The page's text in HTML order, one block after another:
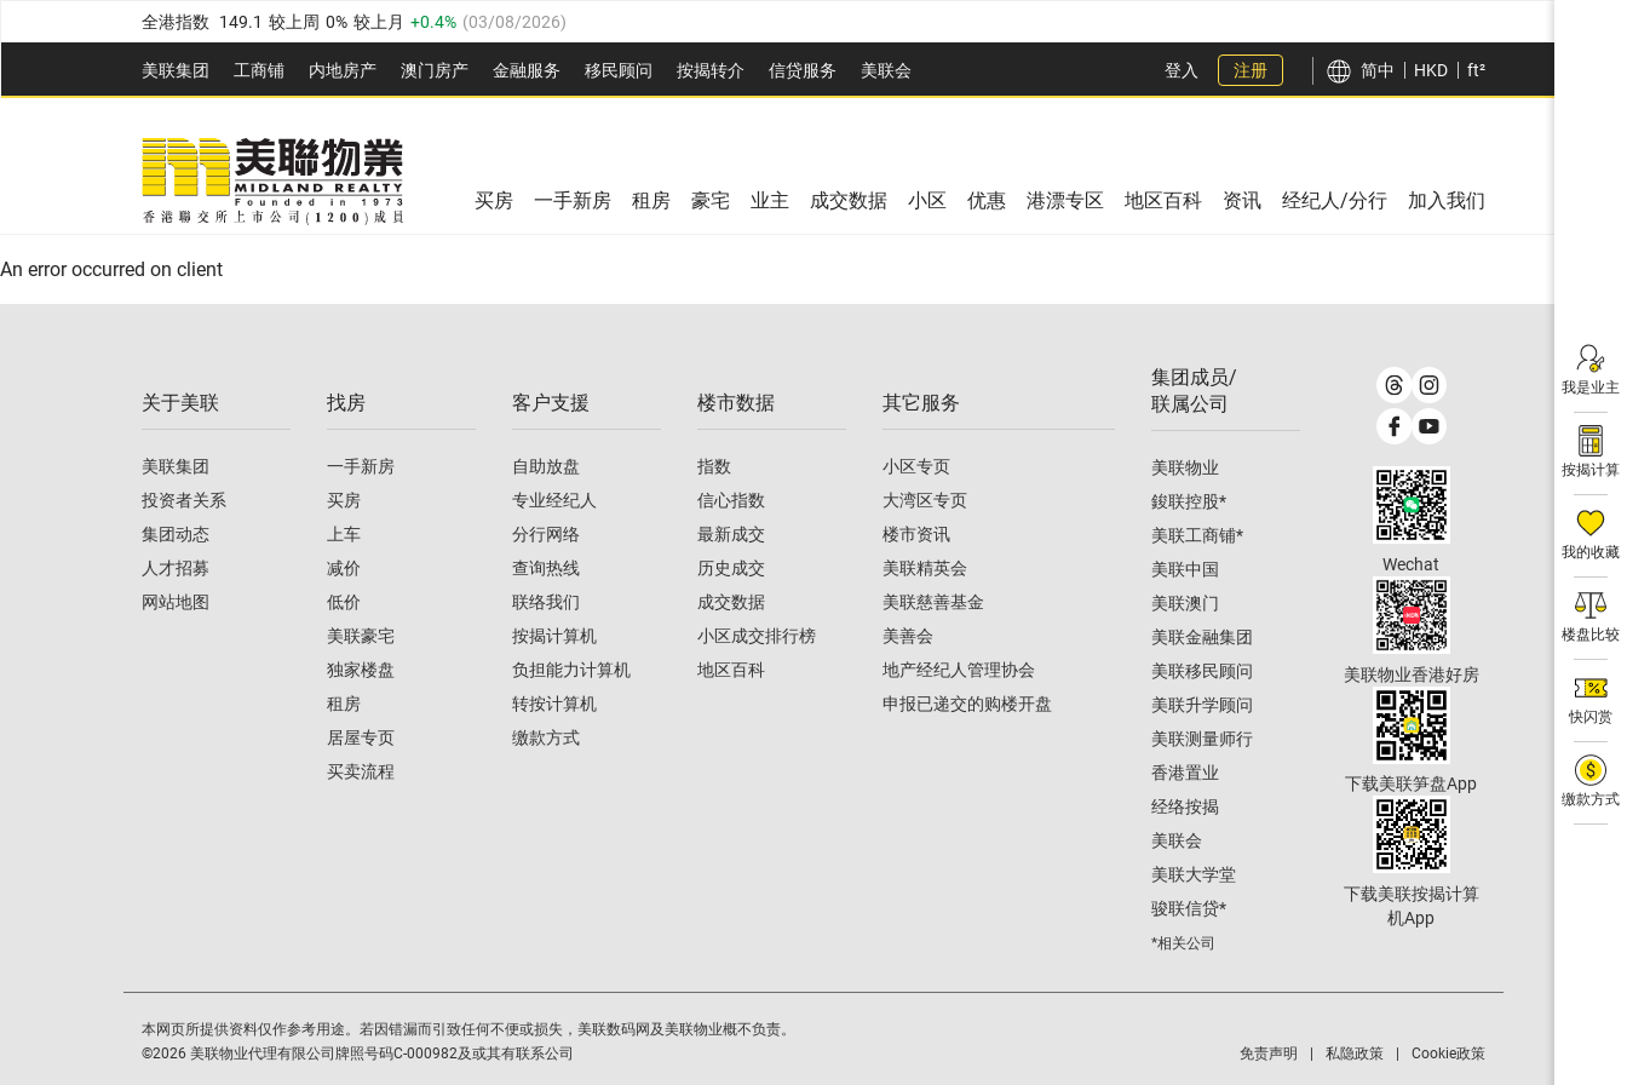
全港指数 149.1 较上周 0% 较上月 0.4% (03/08/2026)
港岛指数 157.4 较上周 -0.3% 较上月 -0.8% 03/08/2026
九龙指数 156.4 较上周 -0.1% 较上月 0.3% (03/08/2026)
新界指数 134.8 较上周 0.1% 较上月
美联信心指数 77.1 较上周 0.7% 较上月 03/08/2026
美联集团 工商铺 内地房产 澳⻔房产 金融服务 移民顾问 按揭转介 信贷服务 美联会
全港指数 149.1 较上周 0% 较上月
美联信心指数 较上周 0.7% 03/08/2026
登入 注册 简中 HKD ft²
我是业主
按揭计算
我的收藏
楼盘比较
快闪赏
缴款方式
买房 一手新房 租房 豪宅 业主 成交数据 小区 优惠 港漂专区 地区百科 资讯 经纪人/分行 加入我们
An error occurred on client
关于美联
美联集团
投资者关系
集团动态
人才招募
网站地图
找房
一手新房
买房
上车
减价
低价
美联豪宅
独家楼盘
租房
居屋专页
买卖流程
客户支援
自助放盘
专业经纪人
分行网络
查询热线
联络我们
按揭计算机
负担能力计算机
转按计算机
缴款方式
楼市数据
指数
信心指数
最新成交
历史成交
成交数据
小区成交排行榜
地区百科
其它服务
小区专页
大湾区专页
楼市资讯
美联精英会
美联慈善基金
美善会
地产经纪人管理协会
申报已递交的购楼开盘
集团成员/
联属公司
美联物业
鋑联控股*
美联工商铺*
美联中国
美联澳门
美联金融集团
美联移民顾问
美联升学顾问
美联测量师行
香港置业
经络按揭
美联会
美联大学堂
骏联信贷*
*相关公司
Wechat
美联物业香港好房
下载美联笋盘App
下载美联按揭计算
机App
本网页所提供资料仅作参考用途。若因错漏而引致任何不便或损失，美联数码网及美联物业概不负责。
©2026 美联物业代理有限公司牌照号码C-000982及或其有联系公司 免责声明 私隐政策 Cookie政策